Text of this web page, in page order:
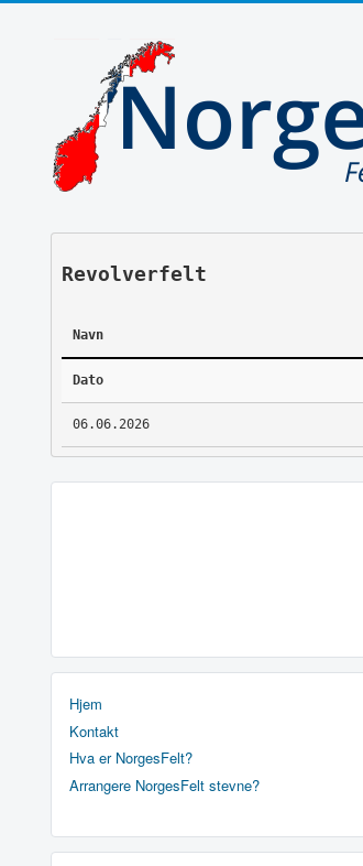
Revolverfelt
Navn
Dato
06.06.2026
Hjem
Kontakt
Hva er NorgesFelt?
Arrangere NorgesFelt stevne?